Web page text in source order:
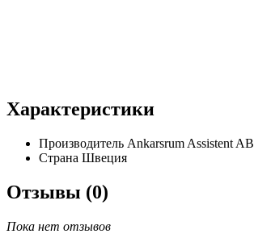
Характеристики
Производитель Ankarsrum Assistent AB
Страна Швеция
Отзывы (0)
Пока нет отзывов